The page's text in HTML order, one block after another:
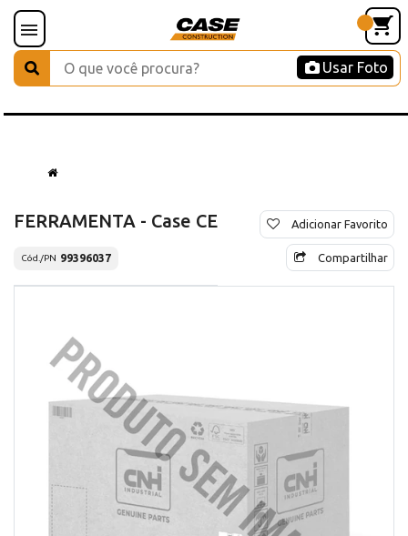
Usar Foto
FERRAMENTA - Case CE
Cód./PN 99396037
Adicionar Favorito
Compartilhar